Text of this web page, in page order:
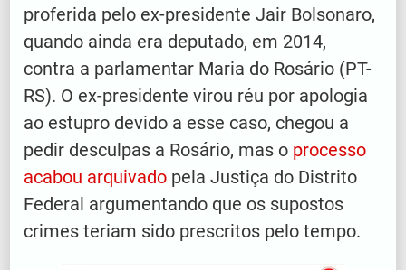
proferida pelo ex-presidente Jair Bolsonaro,
quando ainda era deputado, em 2014,
contra a parlamentar Maria do Rosário (PT-
RS). O ex-presidente virou réu por apologia
ao estupro devido a esse caso, chegou a
pedir desculpas a Rosário, mas o processo
acabou arquivado pela Justiça do Distrito
Federal argumentando que os supostos
crimes teriam sido prescritos pelo tempo.